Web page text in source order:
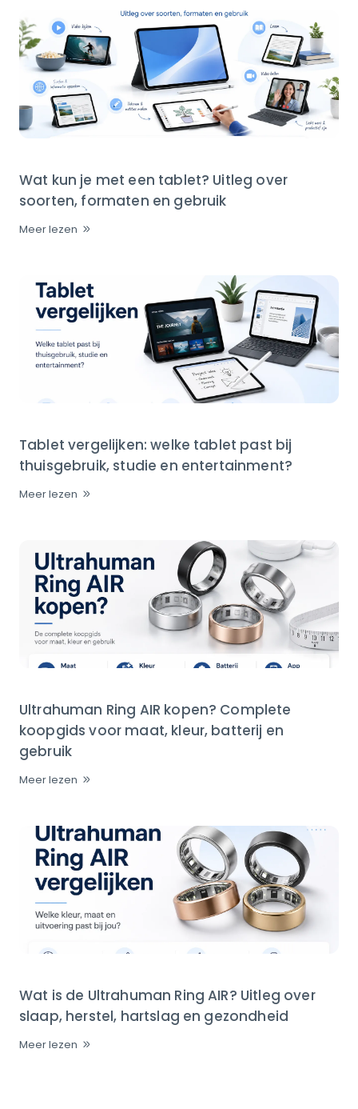
Wat kun je met een tablet? Uitleg over
soorten, formaten en gebruik
Meer lezen
Tablet vergelijken: welke tablet past bij
thuisgebruik, studie en entertainment?
Meer lezen
Ultrahuman Ring AIR kopen? Complete
koopgids voor maat, kleur, batterij en
gebruik
Meer lezen
Wat is de Ultrahuman Ring AIR? Uitleg over
slaap, herstel, hartslag en gezondheid
Meer lezen